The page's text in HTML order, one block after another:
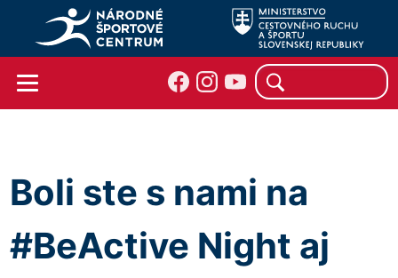
Boli ste s nami na
#BeActive Night aj